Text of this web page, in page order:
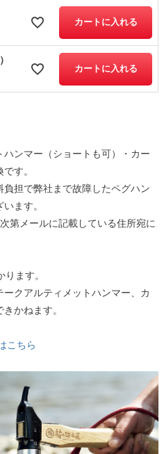
カートに入れる
カートに入れる
ンマー（ショートも可）・カー
す。
担で弊社まで故障したペグハン
ます。
第メールに記載している住所宛に
ます。
クアルティメットハンマー、カ
かねます。
こちら